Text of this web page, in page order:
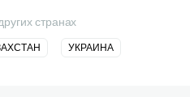
странах
УКРАИНА